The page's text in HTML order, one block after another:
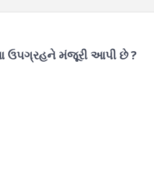
ઉપગ્રહને મંજૂરી આપી છે ?